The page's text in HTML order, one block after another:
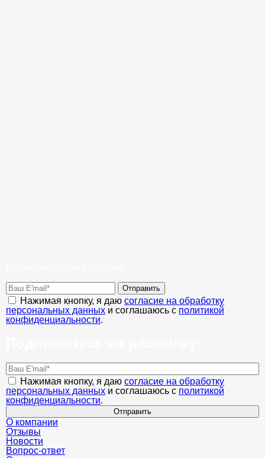
Отправить
Нажимая кнопку, я даю согласие на обработку
персональных данных и соглашаюсь с политикой
конфиденциальности.
Нажимая кнопку, я даю согласие на обработку
персональных данных и соглашаюсь с политикой
конфиденциальности.
Отправить
О компании
Отзывы
Новости
Вопрос-ответ